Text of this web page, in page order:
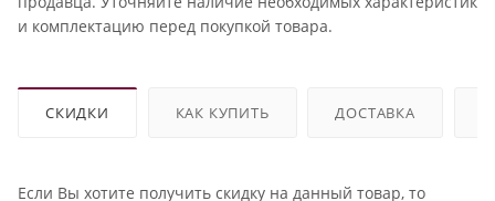
и комплектацию перед покупкой товара.
СКИДКИ КАК КУПИТЬ ДОСТАВКА
Если Вы хотите получить скидку на данный товар, то